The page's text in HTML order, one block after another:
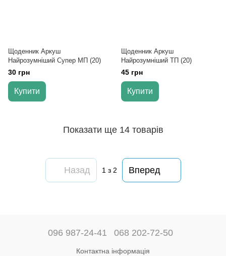
Щоденник Аркуш
Найрозумніший Супер МП (20)
30 грн
Купити
Щоденник Аркуш
Найрозумніший ТП (20)
45 грн
Купити
Показати ще 14 товарів
Назад 1 з 2 Вперед
096 987-24-41 068 202-72-50
Контактна інформація